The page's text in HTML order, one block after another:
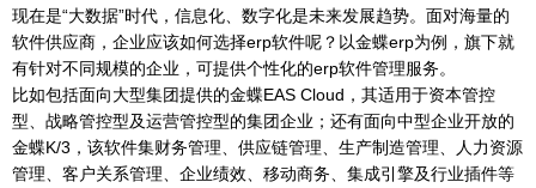
现在是“大数据”时代，信息化、数字化是未来发展趋势。面对海量的
软件供应商，企业应该如何选择erp软件呢？以金蝶erp为例，旗下就
有针对不同规模的企业，可提供个性化的erp软件管理服务。
比如包括面向大型集团提供的金蝶EAS Cloud，其适用于资本管控
型、战略管控型及运营管控型的集团企业；还有面向中型企业开放的
金蝶K/3，该软件集财务管理、供应链管理、生产制造管理、人力资源
管理、客户关系管理、企业绩效、移动商务、集成引擎及行业插件等